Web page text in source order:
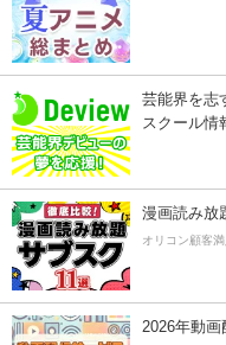
芸能界を志
スクール情
漫画読み放
オリコン顧客
2026年動画